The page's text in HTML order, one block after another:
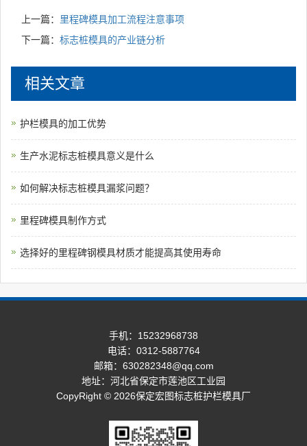
上一篇： 里程碑模具加工流程注意事项
下一篇： 标志桩模具的产业链分析
相关文章
护栏模具的加工优势
生产水泥标志桩模具意义是什么
如何解决标志桩模具漏浆问题？
里程碑模具制作方式
选择好的里程碑钢模具材质才能提高其使用寿命
手机：15232968738
电话：0312-5887764
邮箱：630282348@qq.com
地址：河北省保定市莲池区工业园
CopyRight © 2026保定宏图标志桩护栏模具厂